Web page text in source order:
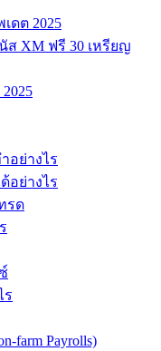
ดต 2025
XM ฟรี 30 เหรียญ
อย่างไร
อย่างไร
รด
ร
farm Payrolls)